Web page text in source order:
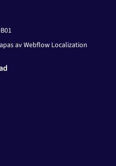
av Webflow Localization